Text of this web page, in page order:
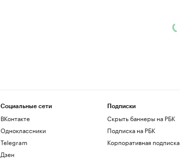
Социальные сети
ВКонтакте
Одноклассники
Telegram
Дзен
Подписки
Скрыть баннеры на РБК
Подписка на РБК
Корпоративная подписка